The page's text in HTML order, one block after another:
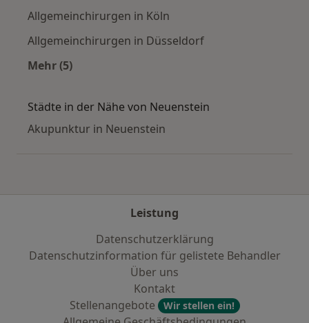
Allgemeinchirurgen in Köln
Allgemeinchirurgen in Düsseldorf
Mehr (5)
Städte in der Nähe von Neuenstein
Akupunktur in Neuenstein
Leistung
Datenschutzerklärung
Datenschutzinformation für gelistete Behandler
Über uns
Kontakt
Stellenangebote
Wir stellen ein!